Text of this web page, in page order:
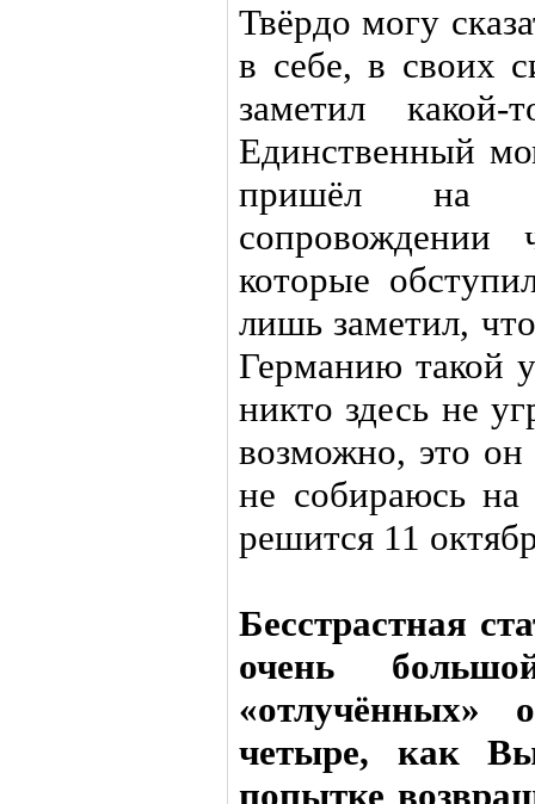
Твёрдо могу
в себе, в своих
заметил какой-
Единственный
пришёл на
сопровождении
которые
лишь заметил,
Германию такой
никто здесь не
возможно, это он
не собираюсь на
решится 11
Бесстрастная
очень
четыре, как
попытке